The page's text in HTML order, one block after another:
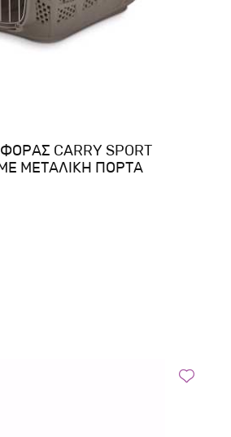
CARRY SPORT
ΜΕΤΑΛΙΚΗ ΠΟΡΤΑ